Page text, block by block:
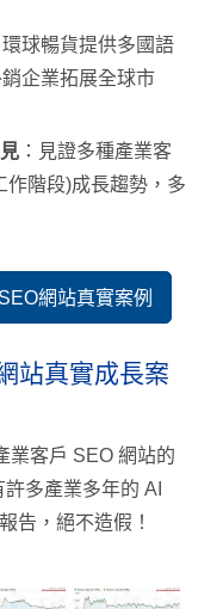
環球暢貨提供多國語
企業拓展全球市
：見證多種產業客
作階段)成長趨勢，多
網站真實案例
站真實成長案
業客戶 SEO 網站的
多產業多年的 AI
告，絕不造假！